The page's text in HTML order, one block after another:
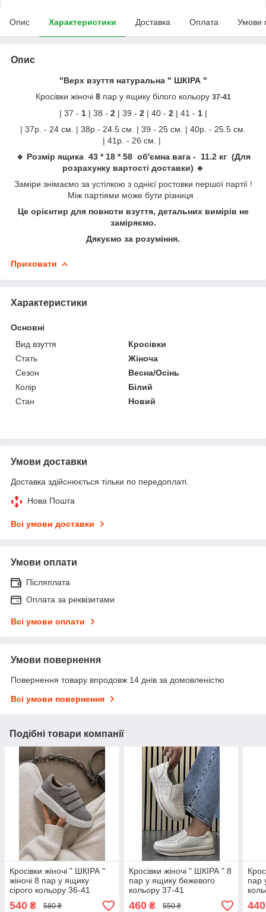
Опис Характеристики Доставка Оплата Умови
Опис
"Верх взуття натуральна " ШКІРА "
Кросівки жіночі 8пар у ящику білого кольору 37-41
| 37 - 1| 38 - 2| 39 - 2 | 40 - 2| 41 - 1|
| 37р. - 24 см. | 38р.- 24.5 см. | 39 - 25 см. | 40р. - 25.5 см.
| 41р. - 26 см. |
🔹 Розмір ящика 43 * 18 * 58 об'ємна вага - 11.2 кг (Для
розрахунку вартості доставки) 🔹
Заміри знімаємо за устілкою з однієї ростовки першої партії !
Між партіями може бути різниця .
Це орієнтир для повноти взуття, детальних вимірів не
заміряємо.
Дякуємо за розуміння.
Приховати
Характеристики
Основні
Вид взуття
Кросівки
Стать
Жіноча
Сезон
Весна/Осінь
Колір
Білий
Стан
Новий
Умови доставки
Доставка здійснюється тільки по передоплаті.
Нова Пошта
Всі умови доставки
Умови оплати
Післяплата
Оплата за реквізитами
Всі умови оплати
Умови повернення
Повернення товару впродовж 14 днів за домовленістю
Всі умови повернення
Подібні товари компанії
Кросівки жіночі " ШКІРА "
жіночі 8 пар у ящику
сірого кольору 36-41
540 ₴ 580 ₴
Кросівки жіночі " ШКІРА " 8
пар у ящику бежевого
кольору 37-41
460₴ 550 ₴
пар
440